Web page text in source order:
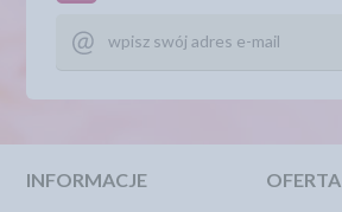
INFORMACJE OFERTA